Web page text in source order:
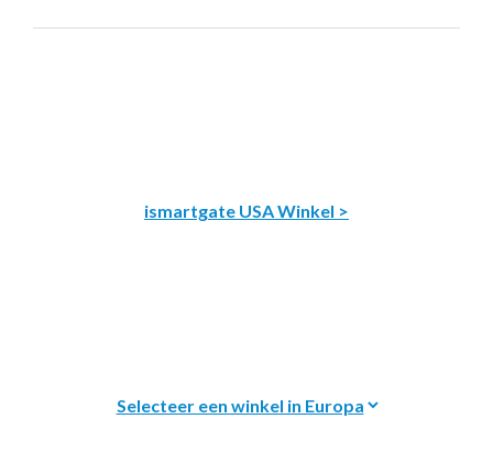
ismartgate USA Winkel >